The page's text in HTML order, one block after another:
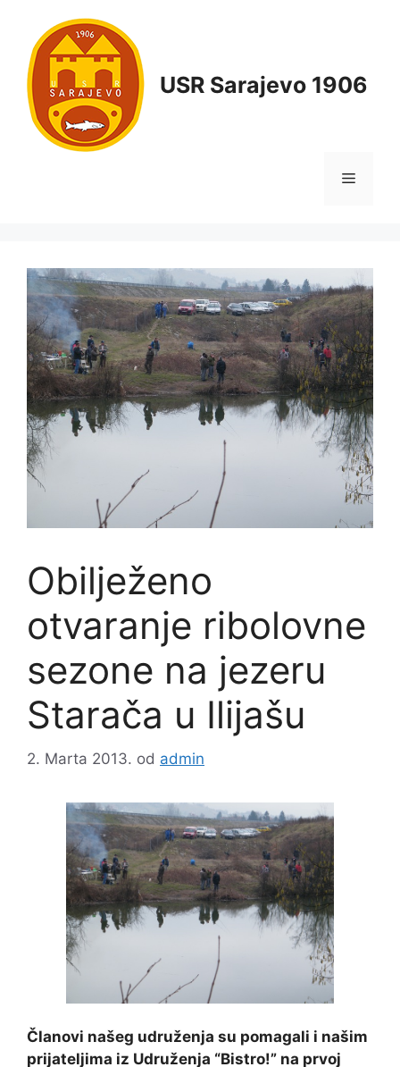
USR Sarajevo 1906
Obilježeno
otvaranje ribolovne
sezone na jezeru
Starača u Ilijašu
2. Marta 2013. od admin
Članovi našeg udruženja su pomagali i našim
prijateljima iz Udruženja “Bistro!” na prvoj